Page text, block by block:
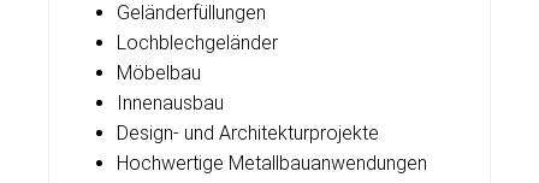
Geländerfüllungen
Lochblechgeländer
Möbelbau
Innenausbau
Design- und Architekturprojekte
Hochwertige Metallbauanwendungen